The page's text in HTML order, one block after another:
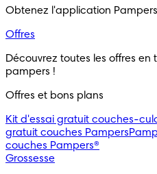
Obtenez l'application
Offres
Découvrez toutes les offres
pampers !
Offres et bons plans
Kit d'essai gratuit couches-
gratuit couches Pampers
couches Pampers®
Grossesse